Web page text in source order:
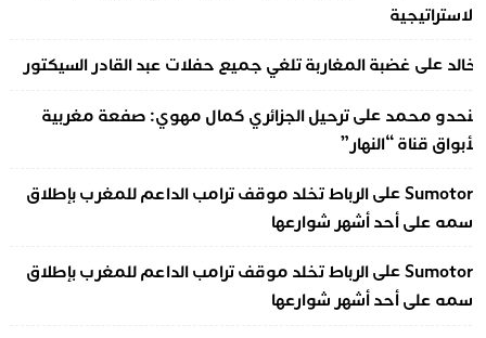
علىغضبة المغاربة تلغي جميع حفلات عبد القادر السيكتور
محمدعلىترحيل الجزائري كمال مهوي: صفعة مغربية
قناة “النهار”
علىالرباط تخلد موقف ترامب الداعم للمغرب بإطلاق
على أحد أشهر شوارعها
علىالرباط تخلد موقف ترامب الداعم للمغرب بإطلاق
على أحد أشهر شوارعها